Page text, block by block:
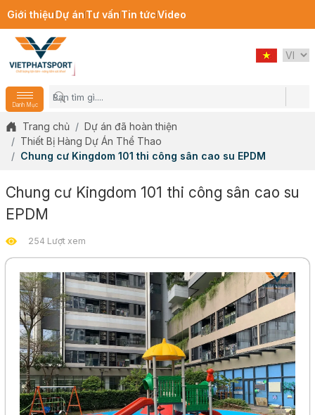
Giới thiệu Dự án Tư vấn Tin tứcVideo
Danh Mục
Trang chủ
Dự án đã hoàn thiện
Thiết Bị Hàng Dự Án Thể Thao
Chung cư Kingdom 101 thi công sân cao su EPDM
Chung cư Kingdom 101 thi công sân cao su
EPDM
254 Lượt xem